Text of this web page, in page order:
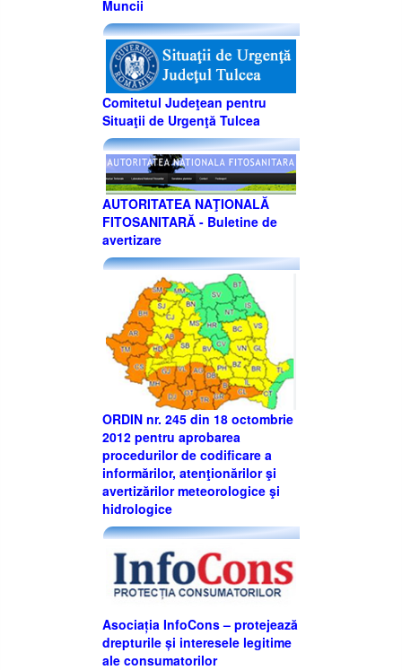
Muncii
Comitetul Judeţean pentru
Situaţii de Urgenţă Tulcea
AUTORITATEA NAŢIONALĂ
FITOSANITARĂ - Buletine de
avertizare
ORDIN nr. 245 din 18 octombrie
2012 pentru aprobarea
procedurilor de codificare a
informărilor, atenţionărilor şi
avertizărilor meteorologice şi
hidrologice
Asociația InfoCons – protejează
drepturile și interesele legitime
ale consumatorilor